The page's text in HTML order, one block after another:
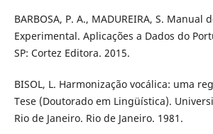
BARBOSA, P. A., MADUREIRA, S. Manual
Experimental. Aplicações a Dados do
SP: Cortez Editora. 2015.
BISOL, L. Harmonização vocálica: uma
Tese (Doutorado em Lingüística).
Rio de Janeiro. Rio de Janeiro. 1981.